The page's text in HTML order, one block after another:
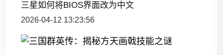
三星如何将BIOS界面改为中文
2026-04-12 13:23:56